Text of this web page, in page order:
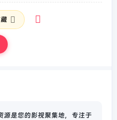
源是您的影视聚集地，专注于